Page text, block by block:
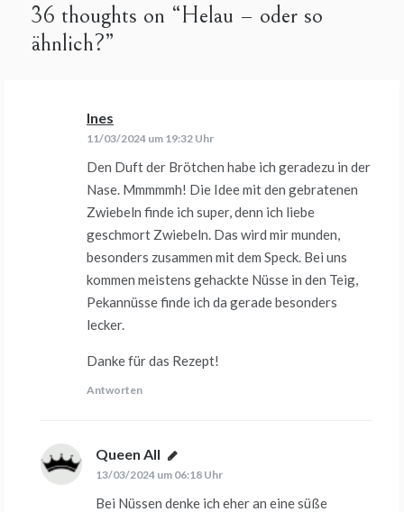
36 thoughts on “Helau – oder so
ähnlich?”
Ines
11/03/2024 um 19:32 Uhr
Den Duft der Brötchen habe ich geradezu in der
Nase. Mmmmmh! Die Idee mit den gebratenen
Zwiebeln finde ich super, denn ich liebe
geschmort Zwiebeln. Das wird mir munden,
besonders zusammen mit dem Speck. Bei uns
kommen meistens gehackte Nüsse in den Teig,
Pekannüsse finde ich da gerade besonders
lecker.
Danke für das Rezept!
Antworten
Queen All sagt:
13/03/2024 um 06:18 Uhr
Bei Nüssen denke ich eher an eine süße